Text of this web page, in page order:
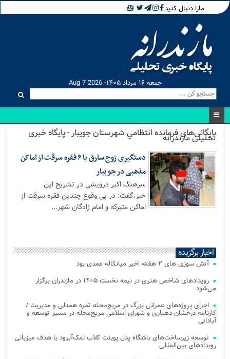
مارا دنبال کنید
جمعه ۱۶ مرداد ۱۴۰۵- Aug 7 2026
بایگانی‌های فرمانده انتظامي شهرستان جویبار - پایگاه خبری
تحلیلی مازندرانه
دستگیری زوج سارق با ۶ فقره سرقت از اماکن
مذهبی در جویبار
سرهنگ اکبر درویشی در تشریح این
خبر،گفت: در پی وقوع چندین فقره سرقت از
اماکن متبرکه و امام زادگان شهر...
اخبار برگزیده
آتش‌ سوزی‌ های ۲ هفته اخیر میانکاله عمدی بود
رویدادهای شاخص هنری در نیمه نخست ۱۴۰۵ در مازندران برگزار
می‌شود
اجرای پروژه‌های عمرانی بزرگ در مریج‌محله ثمره همدلی و مدیریت /
کارنامه درخشان دهیاری و شورای اسلامی مریج‌محله در مسیر توسعه و
آبادانی
توسعه زیرساخت‌های باشگاه پدل پوینت کلاب نمک‌آبرود با هدف میزبانی
رویدادهای بین‌المللی